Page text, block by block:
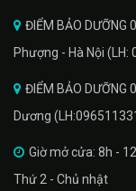
ĐIỂM BẢO DƯỠNG
Phượng - Hà Nội (LH:
ĐIỂM BẢO DƯỠNG
Dương
Giờ mở cửa: 8h -
Thứ 2 - Chủ nhật